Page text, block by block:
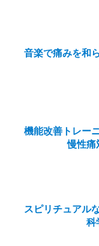
音楽で痛みを和
機能改善トレー
慢性痛
スピリチュアル
科